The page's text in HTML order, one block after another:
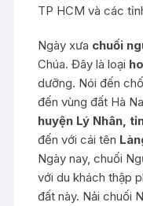
TP HCM và các
Ngày xưa chuối
Chúa. Đây là loại
dưỡng. Nói đến
đến vùng đất Hà
huyện Lý Nhân,
đến với cái tên
Ngày nay, chuối
với du khách thập
đất này. Nải chuối